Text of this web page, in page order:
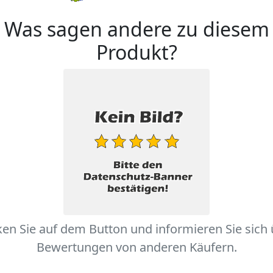
Was sagen andere zu diesem
Produkt?
Sie auf dem Button und informieren Sie sich
Bewertungen von anderen Käufern.